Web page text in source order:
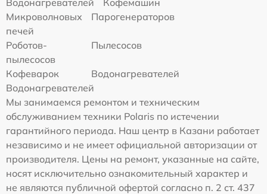
Водонагревателей
Кофемашин
Микроволновых
печей
Парогенераторов
Роботов-
пылесосов
Пылесосов
Кофеварок
Водонагревателей
Водонагревателей
Мы занимаемся ремонтом и техническим
обслуживанием техники Polaris по истечении
гарантийного периода. Наш центр в Казани работает
независимо и не имеет официальной авторизации от
производителя. Цены на ремонт, указанные на сайте,
носят исключительно ознакомительный характер и
не являются публичной офертой согласно п. 2 ст. 437